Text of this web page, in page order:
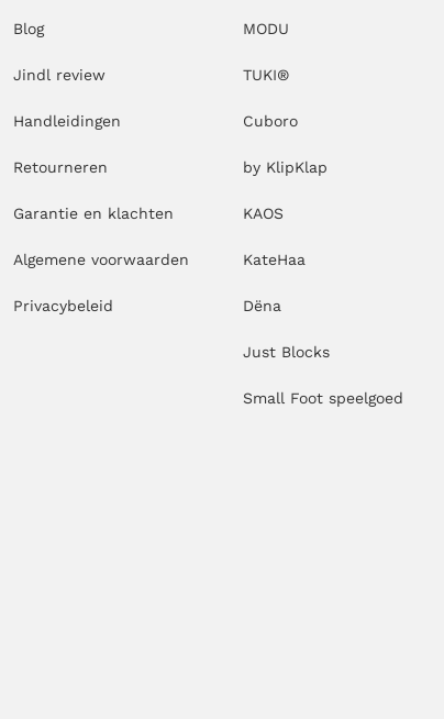
Blog
Jindl review
Handleidingen
Retourneren
Garantie en klachten
Algemene voorwaarden
Privacybeleid
MODU
TUKI®
Cuboro
by KlipKlap
KAOS
KateHaa
Dëna
Just Blocks
Small Foot speelgoed